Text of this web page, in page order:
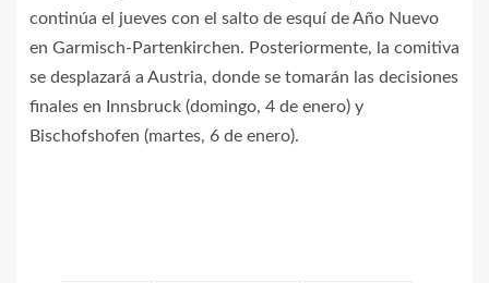
continúa el jueves con el salto de esquí de Año Nuevo
en Garmisch-Partenkirchen. Posteriormente, la comitiva
se desplazará a Austria, donde se tomarán las decisiones
finales en Innsbruck (domingo, 4 de enero) y
Bischofshofen (martes, 6 de enero).